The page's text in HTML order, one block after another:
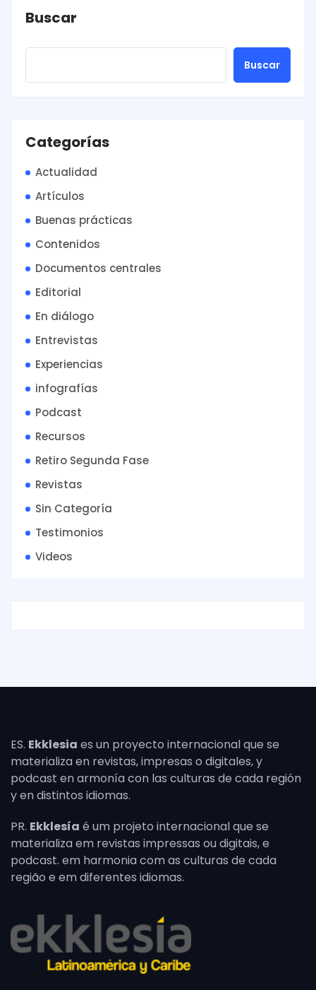
Buscar
Buscar
Categorías
Actualidad
Artículos
Buenas prácticas
Contenidos
Documentos centrales
Editorial
En diálogo
Entrevistas
Experiencias
infografías
Podcast
Recursos
Retiro Segunda Fase
Revistas
Sin Categoría
Testimonios
Videos
ES. Ekklesia es un proyecto internacional que se
materializa en revistas, impresas o digitales, y
podcast en armonía con las culturas de cada región
y en distintos idiomas.
PR. Ekklesía é um projeto internacional que se
materializa em revistas impressas ou digitais, e
podcast. em harmonia com as culturas de cada
região e em diferentes idiomas.